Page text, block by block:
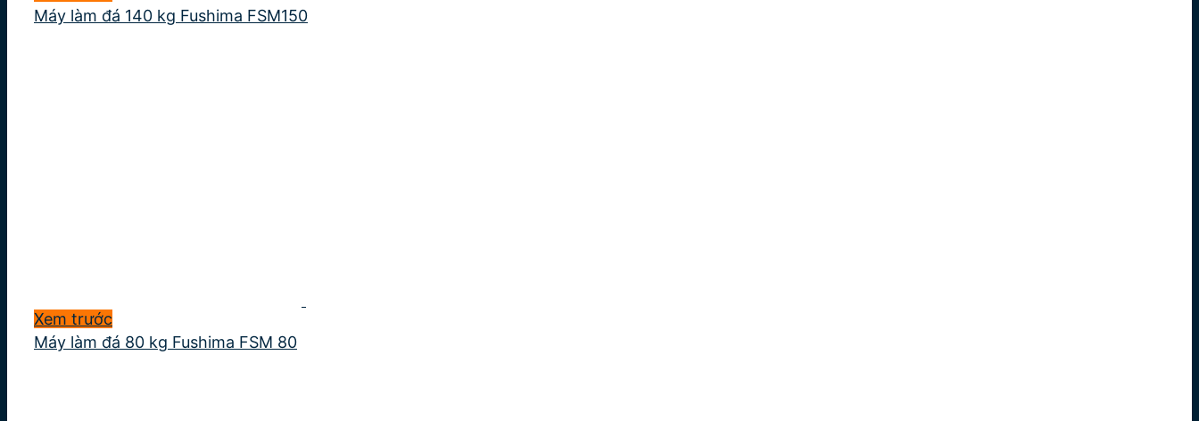
Máy làm đá 140 kg Fushima FSM150
Xem trước
Máy làm đá 80 kg Fushima FSM 80